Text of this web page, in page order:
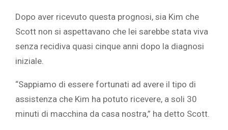
Dopo aver ricevuto questa prognosi, sia Kim che
Scott non si aspettavano che lei sarebbe stata viva
senza recidiva quasi cinque anni dopo la diagnosi
iniziale.
“Sappiamo di essere fortunati ad avere il tipo di
assistenza che Kim ha potuto ricevere, a soli 30
minuti di macchina da casa nostra,” ha detto Scott.